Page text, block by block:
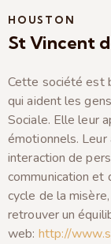
HOUSTON
St Vincent
Cette société est
qui aident les
Sociale. Elle leur
émotionnels.
interaction de
communication et
cycle de la
retrouver un
web: http://